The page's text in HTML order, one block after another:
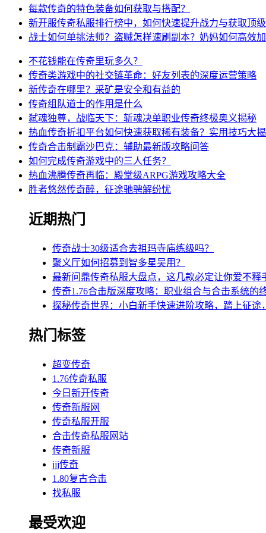
每款传奇的特色装备如何获取与搭配？
新开服传奇私服排行榜中，如何快速提升战力与获取顶级
战士如何单挑法师？盗贼怎样速刷副本？奶妈如何高效加
不花钱能在传奇里玩多久？
传奇类游戏中的社交链革命：好友列表的深度运营策略
新传奇在哪里？采矿是安全和有益的
传奇组队道士的作用是什么
弑魂独尊，战临天下：斩魂决单职业传奇终极奥义揭秘
热血传奇折扣平台如何快速获取稀有装备？实用技巧大揭
传奇合击制霸沙巴克：辅助最新版攻略问答
如何完成传奇游戏中的三人任务？
热血沸腾传奇再临：殿堂级ARPG游戏攻略大全
胜者悠然传奇醉，征途驰骋解纷忧
近期热门
传奇战士30级适合去祖玛寺庙练级吗？
聚义厅如何招募到智多星吴用？
最新问鼎传奇私服大盘点，这几款必定让你爱不释
传奇1.76合击版深度攻略：职业组合与合击系统的
探秘传奇世界：小白新手快速进阶攻略，踏上征途
热门标签
超变传奇
1.76传奇私服
今日新开传奇
传奇新服网
传奇私服开服
合击传奇私服网站
传奇新服
jjj传奇
1.80复古合击
找私服
最受欢迎